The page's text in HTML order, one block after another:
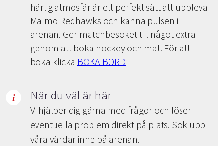
härlig atmosfär är ett perfekt sätt att uppleva
Malmö Redhawks och känna pulsen i
arenan. Gör matchbesöket till något extra
genom att boka hockey och mat. För att
boka klicka BOKA BORD
När du väl är här
Vi hjälper dig gärna med frågor och löser
eventuella problem direkt på plats. Sök upp
våra värdar inne på arenan.